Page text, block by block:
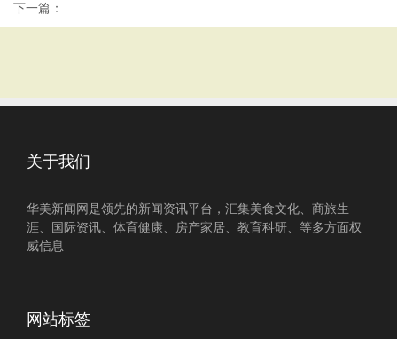
下一篇：
关于我们
华美新闻网是领先的新闻资讯平台，汇集美食文化、商旅生
涯、国际资讯、体育健康、房产家居、教育科研、等多方面权
威信息
网站标签